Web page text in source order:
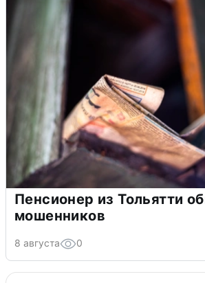
Пенсионер из Тольятти
мошенников
8 августа 0